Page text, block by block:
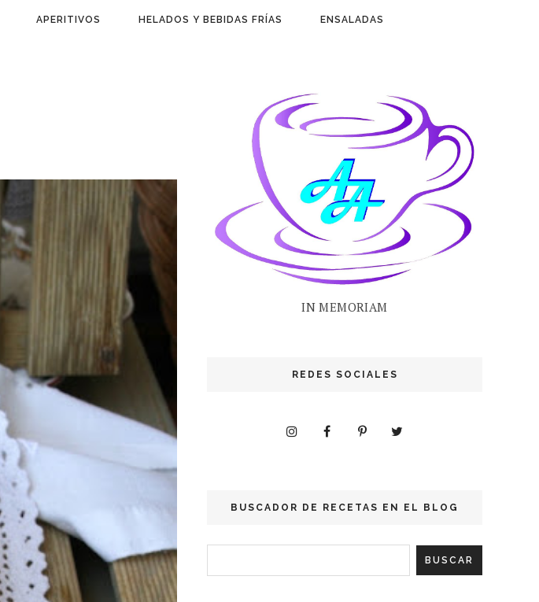
APERITIVOS HELADOS Y BEBIDAS FRÍAS ENSALADAS
IN MEMORIAM
REDES SOCIALES
BUSCADOR DE RECETAS EN EL BLOG